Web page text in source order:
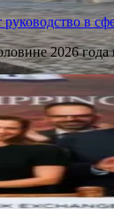
руководство в
2026